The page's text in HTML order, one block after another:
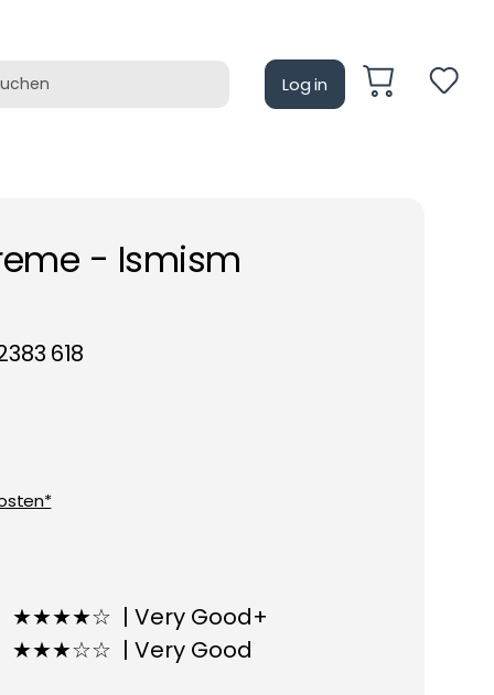
Log in
- Ismism
618
★★★★☆ | Very Good+
★★★☆☆ | Very Good